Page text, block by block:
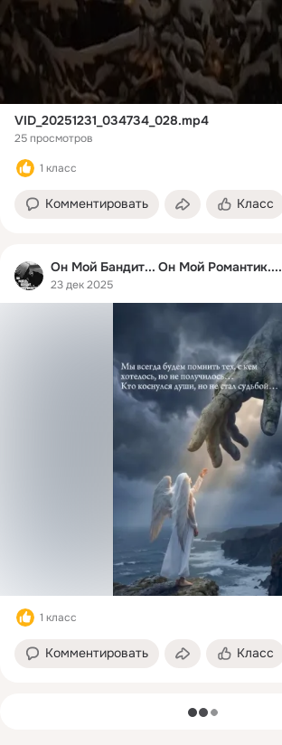
VID_20251231_034734_028.mp4
25 просмотров
1 класс
Комментировать Класс
Он Мой Бандит... Он Мой Романтик....
23 дек 2025
1 класс
Комментировать Класс